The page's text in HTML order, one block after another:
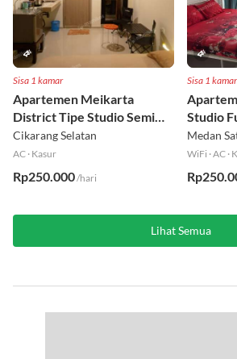
Sisa 1 kamar
Apartemen Meikarta
District Tipe Studio Semi
Furnished Lt 1
Cikarang Selatan
AC · Kasur
Rp250.000/hari
Sisa 1 kamar
Studio
Medan
WiFi ·AC ·
Lihat Semua